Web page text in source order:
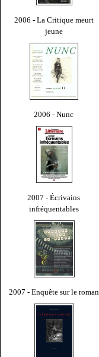
2006 - La Critique meurt
jeune
2006 - Nunc
2007 - Écrivains
infréquentables
2007 - Enquête sur le roman